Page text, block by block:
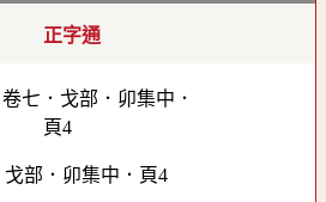
正字通
戈部．卯集中．頁4